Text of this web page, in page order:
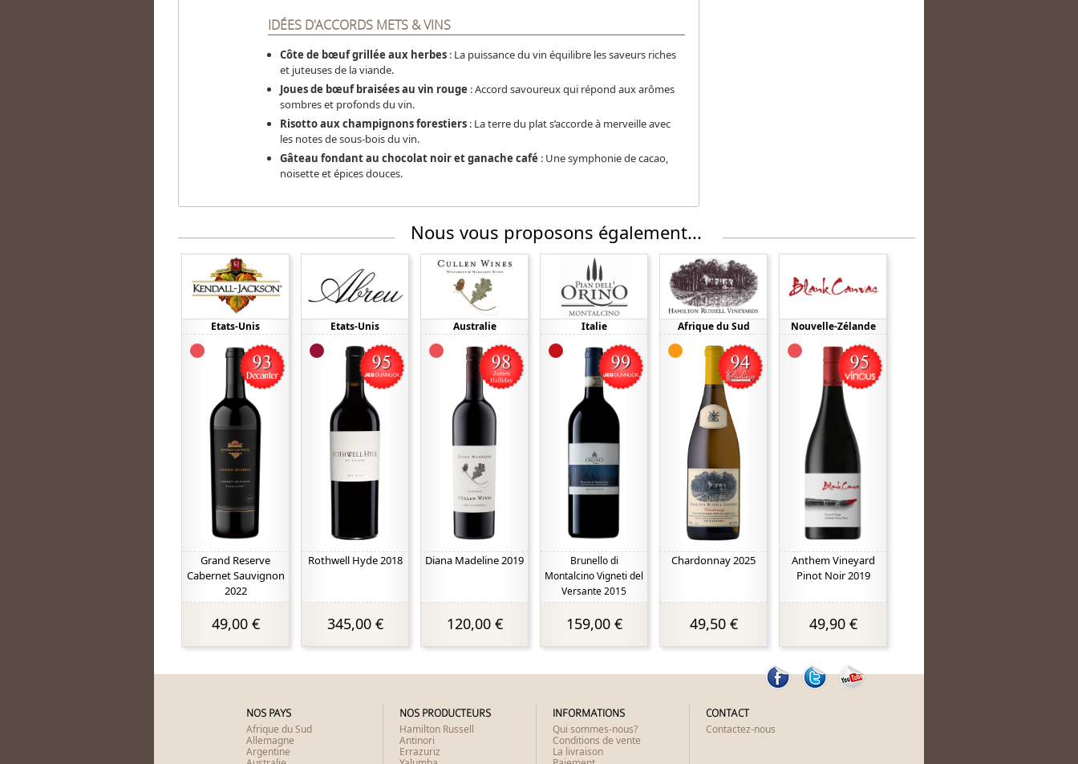
IDÉES D'ACCORDS METS & VINS
Côte de bœuf grillée aux herbes: La puissance du vin équilibre les saveurs riches
et juteuses de la viande.
Joues de bœuf braisées au vin rouge : Accord savoureux qui répond aux arômes
sombres et profonds du vin.
Risotto aux champignons forestiers: La terre du plat s’accorde à merveille avec
les notes de sous-bois du vin.
Gâteau fondant au chocolat noir et ganache café : Une symphonie de cacao,
noisette et épices douces.
Nous vous proposons également...
Etats-Unis
Grand Reserve
Cabernet Sauvignon
2022
49,00 €
Etats-Unis
Rothwell Hyde 2018
345,00 €
Australie
Diana Madeline 2019
120,00 €
Italie
Brunello di
Montalcino Vigneti del
Versante 2015
159,00 €
Afrique du Sud
Chardonnay 2025
49,50 €
Nouvelle-Zélande
Anthem Vineyard
Pinot Noir 2019
49,90 €
NOS PAYS
Afrique du Sud
Allemagne
Argentine
NOS PRODUCTEURS
Hamilton Russell
Antinori
Errazuriz
INFORMATIONS
Qui sommes-nous?
Conditions de vente
La livraison
CONTACT
Contactez-nous